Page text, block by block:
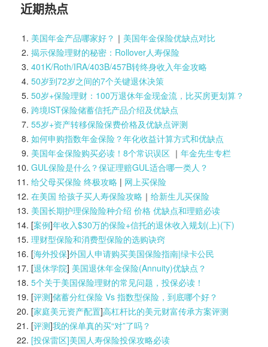
近期热点
美国年金产品哪家好？ ｜ 美国年金保险优缺点对比
揭示保险理财的秘密：Rollover人寿保险
401K/Roth/IRA/403B/457B转终身收入年金攻略
50岁到72岁之间的7个关键退休决策
50岁+保险理财：100万退休年金现金流，比买房更划算？
跨境IST保险储蓄信托产品介绍及优缺点
55岁+资产转移保险保费价格及优缺点评测
如何申购指数年金保险？年化收益计算方式和优缺点
美国年金保险购买必读！8个常识误区｜ 年金先生专栏
GUL保险是什么？保证理赔GUL适合哪一类人？
给父母买保险 终极攻略| 网上买保险
在美国 给孩子买人寿保险攻略｜ 给新生儿买保险
美国长期护理保险险种介绍 价格 优缺点和理赔必读
[案例]年收入$30万的保险+信托的退休收入规划(上)(下)
理财型保险和消费型保险的选购诀窍
[海外投保]外国人申请购买美国保险指南|绿卡公民
[退休学院] 美国退休年金保险(Annuity)优缺点？
5个关于美国保险理财的常见问题，投保必读！
[评测]储蓄分红保险 Vs 指数型保险，到底哪个好？
[家庭美元资产配置]高杠杆比的美元财富传承方案评测
[评测]我的保单真的买“对”了吗？
[投保雷区]美国人寿保险投保攻略必读